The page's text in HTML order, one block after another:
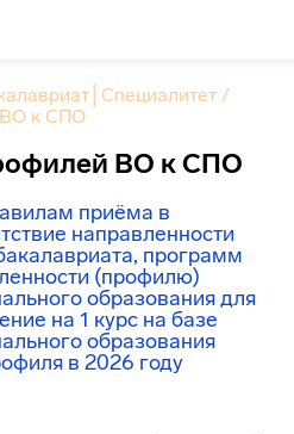
/
ВО к СПО
ВО к СПО
приёма в
направленности
программ
(профилю)
образования для
на 1 курс на базе
образования
в 2026 году